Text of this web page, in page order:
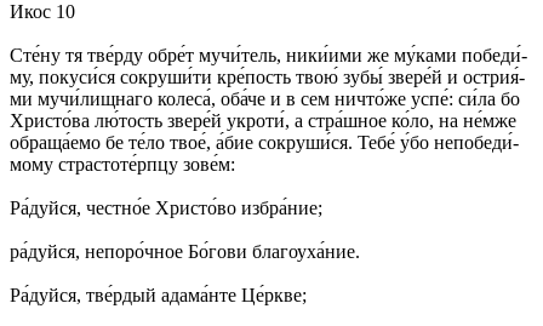
Икос 10
Сте́­ну тя тве́р­ду об­ре́т му­чи́­тель, ни­ки́и­ми же му́­ка­ми по­бе­ди́­
му, по­ку­си́­ся со­кру­ши́­ти кре́­пость твою́ зу­бы́ зве­ре́й и острия́­
ми му­чи́­лищ­на­го ко­ле­са́, оба́­че и в сем ни­что́же успе́: си́­ла бо
Хри­сто́­ва лю́­тость зве­ре́й укро­ти́, а стра́ш­ное ко́­ло, на не́м­же
обра­ща́­емо бе те́­ло твое́, а́бие со­кру­ши́ся. Те­бе́ у́бо не­по­бе­ди́­
мо­му стра­сто­те́рп­цу зо­ве́м:
Ра́­дуй­ся, чест­но́е Хрис­то́­во из­бра́­ние;
ра́­дуй­ся, не­по­ро́ч­ное Бо́­го­ви бла­го­уха́­ние.
Ра́­дуй­ся, тве́р­дый ада­ма́н­те Це́рк­ве;